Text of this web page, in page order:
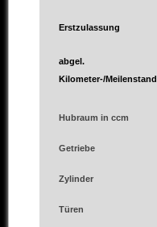
Erstzulassung
abgel.
Kilometer-/Meilenstand
Hubraum in ccm
Getriebe
Zylinder
Türen